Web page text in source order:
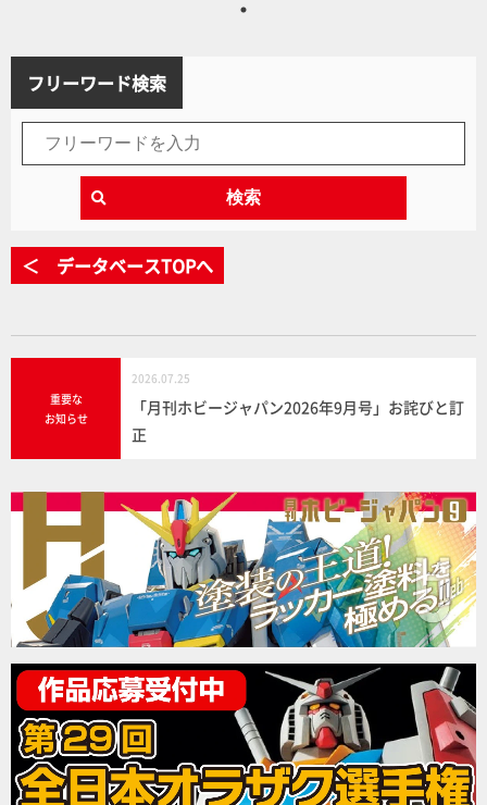
フリーワード検索
検索
＜ データベースTOPへ
重要な
お知らせ
2026.07.25
「月刊ホビージャパン2026年9月号」お詫びと訂
正